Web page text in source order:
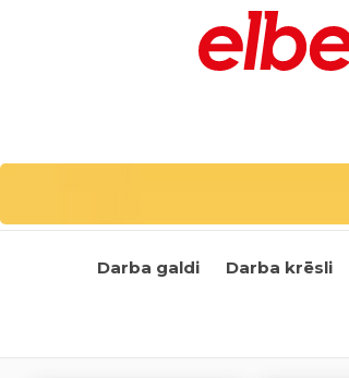
Darba galdi Darba krēsli